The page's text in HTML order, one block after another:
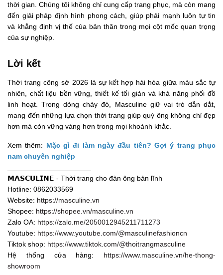
thời gian. Chúng tôi không chỉ cung cấp trang phục, mà còn mang
đến giải pháp định hình phong cách, giúp phái mạnh luôn tự tin
và khẳng định vị thế của bản thân trong mọi cột mốc quan trọng
của sự nghiệp.
Lời kết
Thời trang công sở 2026 là sự kết hợp hài hòa giữa màu sắc tự
nhiên, chất liệu bền vững, thiết kế tối giản và khả năng phối đồ
linh hoạt. Trong dòng chảy đó, Masculine giữ vai trò dẫn dắt,
mang đến những lựa chọn thời trang giúp quý ông không chỉ đẹp
hơn mà còn vững vàng hơn trong mọi khoảnh khắc.
Xem thêm: Mặc gì đi làm ngày đầu tiên? Gợi ý trang phục
nam chuyên nghiệp
𝗠𝗔𝗦𝗖𝗨𝗟𝗜𝗡𝗘 - Thời trang cho đàn ông bản lĩnh
Hotline: 0862033569
Website: https://masculine.vn
Shopee: https://shopee.vn/masculine.vn
Zalo OA: https://zalo.me/2050012945211711273
Youtube: https://www.youtube.com/@masculinefashioncn
Tiktok shop: https://www.tiktok.com/@thoitrangmasculine
Hệ thống cửa hàng: https://www.masculine.vn/he-thong-
showroom